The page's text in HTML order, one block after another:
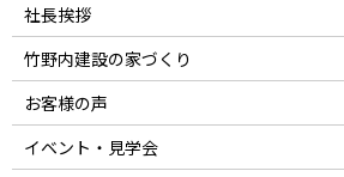
社長挨拶
竹野内建設の家づくり
お客様の声
イベント・見学会